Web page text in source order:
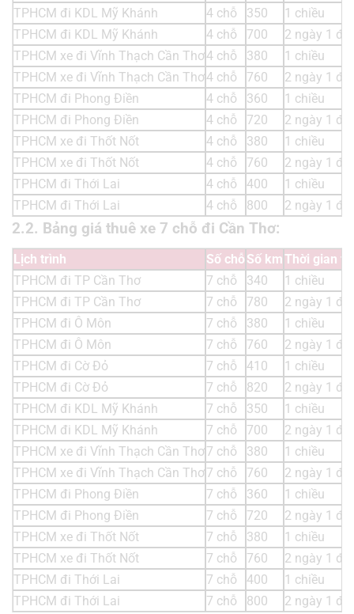
TPHCM đi KDL Mỹ Khánh
4 chỗ 350
1 chiều
TPHCM đi KDL Mỹ Khánh
4 chỗ 700
2 ngày 1
TPHCM xe đi Vĩnh Thạch Cần Thơ4 chỗ 380
1 chiều
TPHCM xe đi Vĩnh Thạch Cần Thơ4 chỗ 760
2 ngày 1
TPHCM đi Phong Điền
4 chỗ 360
1 chiều
TPHCM đi Phong Điền
4 chỗ 720
2 ngày 1
TPHCM xe đi Thốt Nốt
4 chỗ 380
1 chiều
TPHCM xe đi Thốt Nốt
4 chỗ 760
2 ngày 1
TPHCM đi Thới Lai
4 chỗ 400
1 chiều
TPHCM đi Thới Lai
4 chỗ 800 2 ngày 1
2.2. Bảng giá thuê xe 7 chỗ đi Cần Thơ:
Lịch trình Số chỗ Số kmThời gian
TPHCM đi TP Cần Thơ
7 chỗ 340
1 chiều
TPHCM đi TP Cần Thơ
7 chỗ 780
2 ngày 1
TPHCM đi Ô Môn
7 chỗ 380
1 chiều
TPHCM đi Ô Môn
7 chỗ 760
2 ngày 1
TPHCM đi Cờ Đỏ
7 chỗ 410
1 chiều
TPHCM đi Cờ Đỏ
7 chỗ 820
2 ngày 1
TPHCM đi KDL Mỹ Khánh
7 chỗ 350
1 chiều
TPHCM đi KDL Mỹ Khánh
7 chỗ 700
2 ngày 1
TPHCM xe đi Vĩnh Thạch Cần Thơ7 chỗ 380
1 chiều
TPHCM xe đi Vĩnh Thạch Cần Thơ7 chỗ 760
2 ngày 1
TPHCM đi Phong Điền
7 chỗ 360
1 chiều
TPHCM đi Phong Điền
7 chỗ 720
2 ngày 1
TPHCM xe đi Thốt Nốt
7 chỗ 380
1 chiều
TPHCM xe đi Thốt Nốt
7 chỗ 760
2 ngày 1
TPHCM đi Thới Lai
7 chỗ 400
1 chiều
TPHCM đi Thới Lai
7 chỗ 800 2 ngày 1